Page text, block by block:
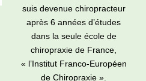
suis devenue chiropracteur
après 6 années d’études
dans la seule école de
chiropraxie de France,
« l’Institut Franco-Européen
de Chiropraxie ».